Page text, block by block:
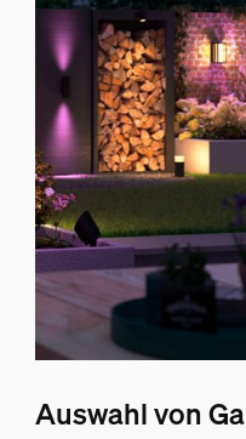
Auswahl von